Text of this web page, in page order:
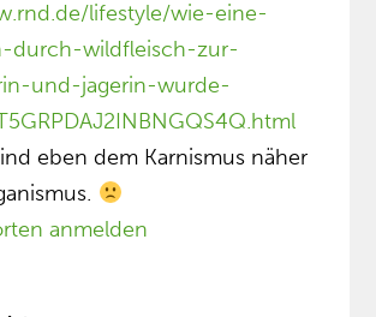
lifestyle/wie-eine-
durch-wildfleisch-zur-
und-jagerin-wurde-
eben dem Karnismus näher
anmelden